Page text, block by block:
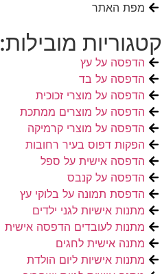
מפת האתר
קטגוריות מובילות:
הדפסה על עץ
הדפסה על בד
הדפסה על מוצרי זכוכית
הדפסה על מוצרים ממתכת
הדפסה על מוצרי קרמיקה
הפקות דפוס בעיר רחובות
הדפסה אישית על ספל
הדפסה על קנבס
הדפסת תמונה על בלוקי עץ
מתנות אישיות לגני ילדים
מתנות לעובדים הדפסה אישית
מתנה אישית לחגים
מתנות אישיות ליום הולדת